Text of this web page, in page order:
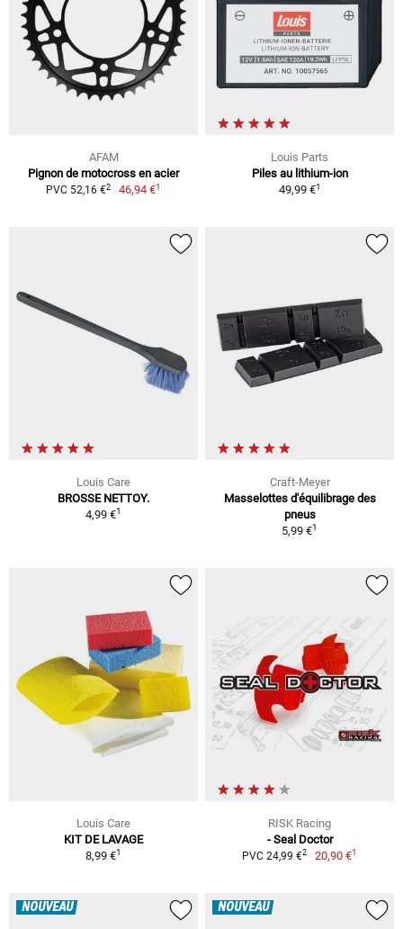
AFAM
Pignon de motocross en acier
PVC 52,16 €2 46,94 €1
Louis Parts
Piles au lithium-ion
49,99 €1
Louis Care
BROSSE NETTOY.
4,99 €1
Craft-Meyer
Masselottes d'équilibrage des
pneus
5,99 €1
Louis Care
KIT DE LAVAGE
8,99 €1
RISK Racing
- Seal Doctor
PVC 24,99 €2 20,90 €1
NOUVEAU NOUVEAU